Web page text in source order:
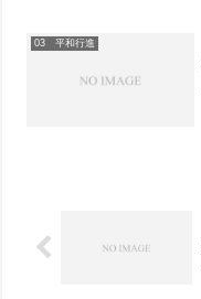
03 平和行進